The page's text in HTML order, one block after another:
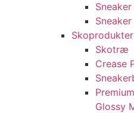
Skoprodukter
Skotræ
Crease
Glossy